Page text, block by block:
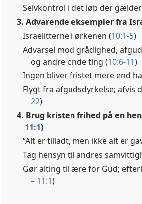
Selvkontrol i det løb der
3. Advarende eksempler fra
Israelitterne i ørkenen (10:1-5)
Advarsel mod grådighed,
og andre onde ting (10:6-11)
Ingen bliver fristet mere end
Flygt fra afgudsdyrkelse; afvis
22)
4. Brug kristen frihed på en
11:1)
“Alt er tilladt, men ikke alt er
Tag hensyn til andres
Gør alting til ære for Gud;
– 11:1)